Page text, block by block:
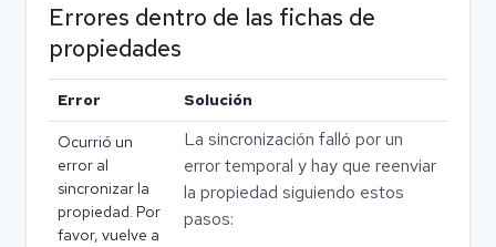
Errores dentro de las fichas de
propiedades
Error Solución
Ocurrió un
error al
sincronizar la
propiedad. Por
favor, vuelve a
La sincronización falló por un
error temporal y hay que reenviar
la propiedad siguiendo estos
pasos: